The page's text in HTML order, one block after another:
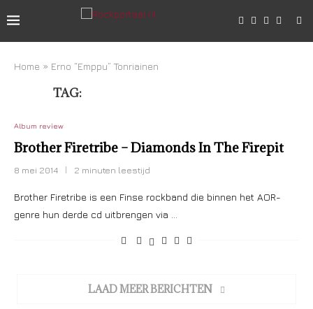
Home » Erno “Emppu” Tonriainen
TAG:
Album review
Brother Firetribe – Diamonds In The Firepit
8 mei 2014 2 minuten leestijd
Brother Firetribe is een Finse rockband die binnen het AOR-
genre hun derde cd uitbrengen via …
LAAD MEER BERICHTEN